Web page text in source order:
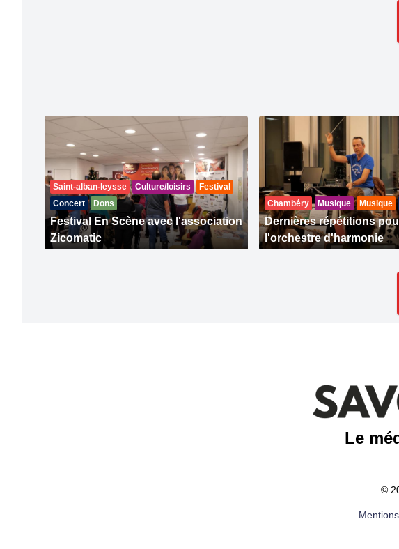
Saint-alban-leysse Culture/loisirs
Festival
Concert
Dons
Festival En Scène avec l'association
Zicomatic
Chambéry Musique Musique
Dernières répétitions
l'orchestre d'harmonie
Le
©